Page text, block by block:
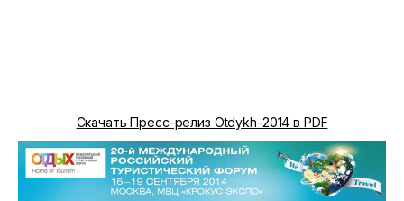
Скачать Пресс-релиз Otdykh-2014 в PDF